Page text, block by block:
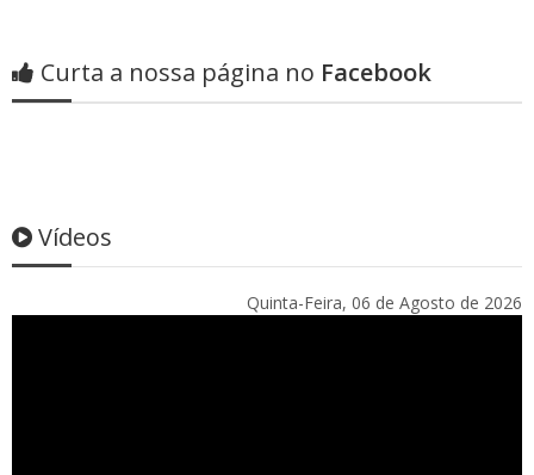
Curta a nossa página no Facebook
Vídeos
Quinta-Feira, 06 de Agosto de 2026